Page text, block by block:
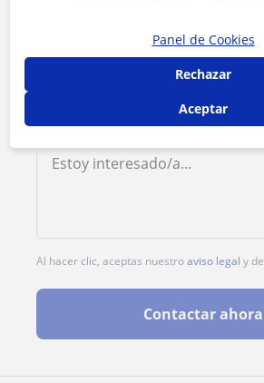
Al hacer clic, aceptas nuestroaviso legal y de
Contactar ahora
Panel de Cookies
Rechazar
Aceptar